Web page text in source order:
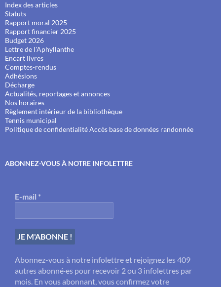
Index des articles
Statuts
Rapport moral 2025
Rapport financier 2025
Budget 2026
Lettre de l'Aphyllanthe
Encart livres
Comptes-rendus
Adhésions
Décharge
Actualités, reportages et annonces
Nos horaires
Règlement intérieur de la bibliothèque
Tennis municipal
Politique de confidentialitéAccès base de données randonnée
ABONNEZ-VOUS À NOTRE INFOLETTRE
E-mail *
Abonnez-vous à notre infolettre et rejoignez les 409
autres abonné·es pour recevoir 2 ou 3 infolettres par
mois. En vous abonnant, vous confirmez votre